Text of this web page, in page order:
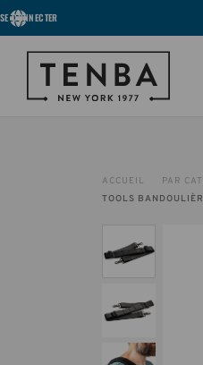
SE CONNECTER
ACCUEIL PAR
TOOLS